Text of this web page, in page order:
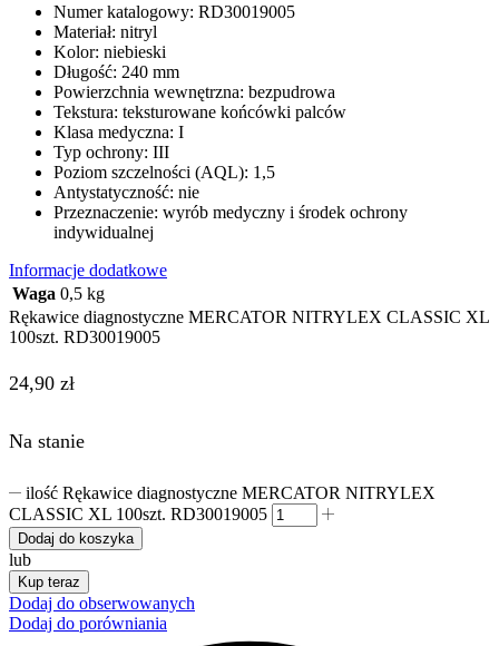
Numer katalogowy: RD30019005
Materiał: nitryl
Kolor: niebieski
Długość: 240 mm
Powierzchnia wewnętrzna: bezpudrowa
Tekstura: teksturowane końcówki palców
Klasa medyczna: I
Typ ochrony: III
Poziom szczelności (AQL): 1,5
Antystatyczność: nie
Przeznaczenie: wyrób medyczny i środek ochrony
indywidualnej
Informacje dodatkowe
Waga 0,5 kg
Rękawice diagnostyczne MERCATOR NITRYLEX CLASSIC XL
100szt. RD30019005
24,90 zł
Na stanie
ilość Rękawice diagnostyczne MERCATOR NITRYLEX
CLASSIC XL 100szt. RD30019005
Dodaj do koszyka
lub
Kup teraz
Dodaj do obserwowanych
Dodaj do porówniania